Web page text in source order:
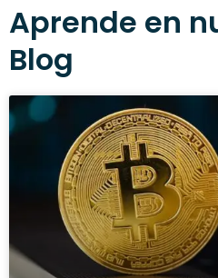
Aprende en
Blog